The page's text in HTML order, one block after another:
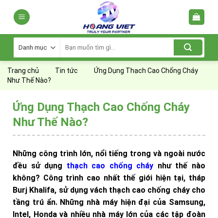
kiếm:
Trang chủ Tin tức
Ứng Dụng Thạch Cao Chống Cháy
Như Thế Nào?
Ứng Dụng Thạch Cao Chống Cháy
Như Thế Nào?
Những công trình lớn, nổi tiếng trong và ngoài nước
đều sử dụng thạch cao chống cháy như thế nào
không? Công trình cao nhất thế giới hiện tại, tháp
Burj Khalifa, sử dụng vách thạch cao chống cháy cho
tầng trú ẩn. Những nhà máy hiện đại của Samsung,
Intel, Honda và nhiều nhà máy lớn của các tập đoàn